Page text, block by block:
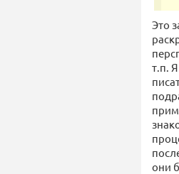
Это
т.п.
они